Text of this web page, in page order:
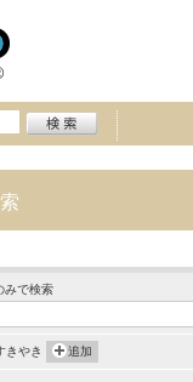
みで検索
きやき 追加